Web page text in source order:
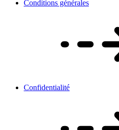
Conditions générales
Confidentialité